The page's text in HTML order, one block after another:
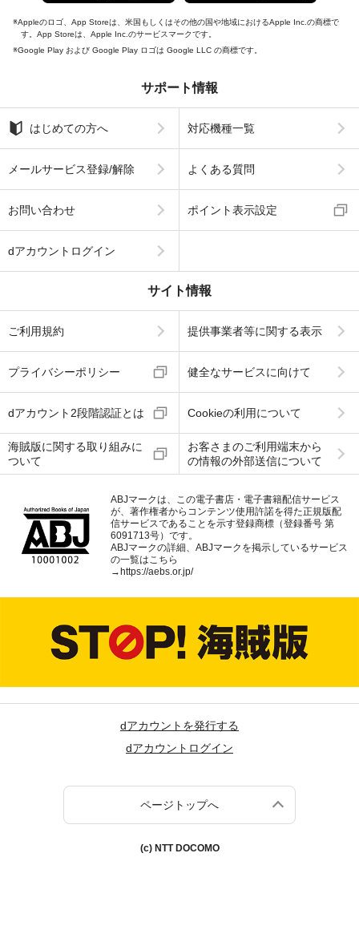
Appleのロゴ、App Storeは、米国もしくはその他の国や地域におけるApple Inc.の商標で
す。App Storeは、Apple Inc.のサービスマークです。
Google Play および Google Play ロゴは Google LLC の商標です。
サポート情報
はじめての方へ 対応機種一覧
メールサービス登録/解除 よくある質問
お問い合わせ ポイント表示設定
dアカウントログイン
サイト情報
ご利用規約 提供事業者等に関する表示
プライバシーポリシー 健全なサービスに向けて
dアカウント2段階認証とは Cookieの利用について
海賊版に関する取り組みに
ついて
お客さまのご利用端末から
の情報の外部送信について
ABJマークは、この電子書店・電子書籍配信サービス
が、著作権者からコンテンツ使用許諾を得た正規版配
信サービスであることを示す登録商標（登録番号 第
6091713号）です。
ABJマークの詳細、ABJマークを掲示しているサービス
の一覧はこちら
→https://aebs.or.jp/
dアカウントを発行する
dアカウントログイン
ページトップへ
(c) NTT DOCOMO